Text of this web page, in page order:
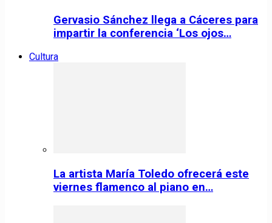
Gervasio Sánchez llega a Cáceres para
impartir la conferencia ‘Los ojos…
Cultura
La artista María Toledo ofrecerá este
viernes flamenco al piano en…